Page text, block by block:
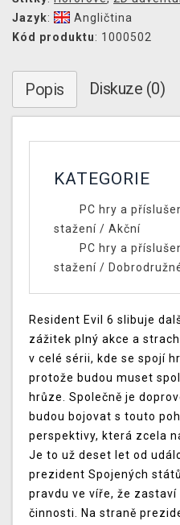
Jazyk:
Angličtina
Kód produktu: 1000502
Popis Diskuze (0)
KATEGORIE
PC hry a
stažení / Akční
PC hry a
stažení /
Resident Evil 6 slibuje
zážitek plný akce a
v celé sérii, kde se spojí
protože budou muset
hrůze. Společně je
budou bojovat s touto
perspektivy, která zcela
Je to už deset let od
prezident Spojených
pravdu ve víře, že
činnosti. Na straně